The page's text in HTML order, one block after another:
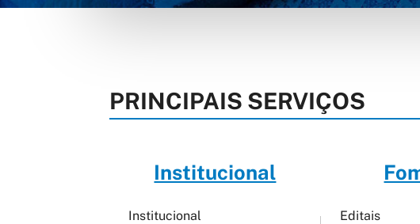
PRINCIPAIS SERVIÇOS
Institucional
Institucional
Editais